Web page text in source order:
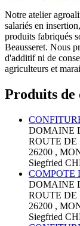
Notre atelier
salariés en
produits fabriqués
Beausseret. Nous
d'additif ni de
agriculteurs et
Produits de
DOMAINE
ROUTE DE
26200 ,
Siegfried
COMPOTE
DOMAINE
ROUTE DE
26200 ,
Siegfried